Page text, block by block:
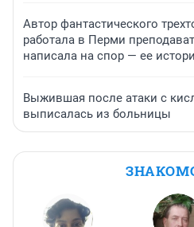
Автор фантастического
работала в Перми
написала на спор — ее
Выжившая после атаки с
выписалась из больницы